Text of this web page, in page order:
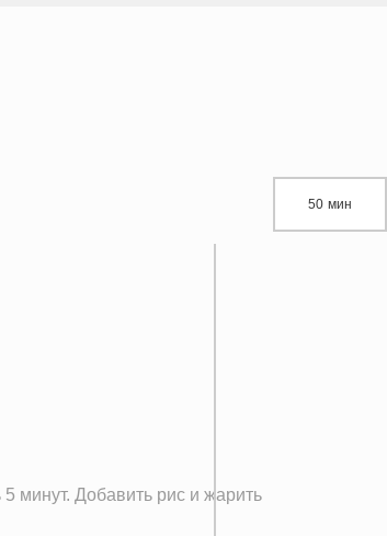
50 мин
минут. Добавить рис и жарить